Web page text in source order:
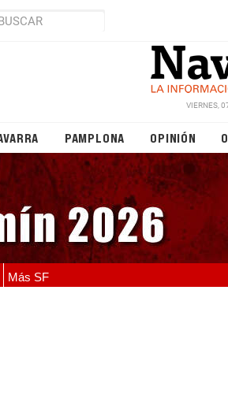
VIERNES,
PAMPLONA OPINIÓN
Más SF